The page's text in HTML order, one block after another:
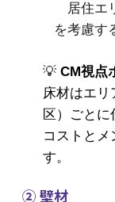
居住エ
を考慮す
💡 CM視点
床材はエ
区）ごとに
コストと
す。
② 壁材